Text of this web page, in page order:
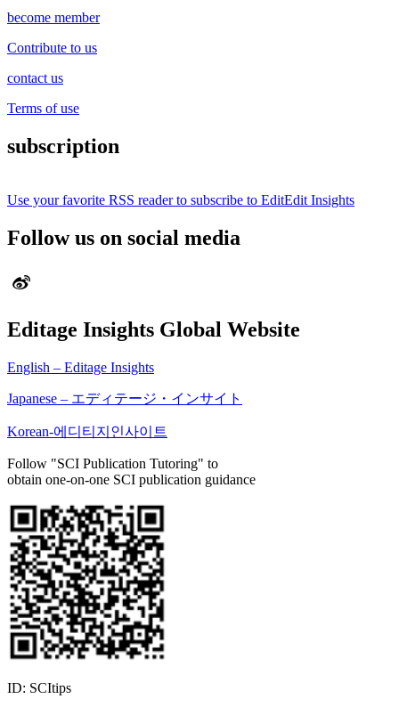
become member
Contribute to us
contact us
Terms of use
subscription
Use your favorite RSS reader to subscribe to EditEdit Insights
Follow us on social media
Editage Insights Global Website
English – Editage Insights
Japanese – エディテージ・インサイト
Korean-에디티지인사이트
Follow "SCI Publication Tutoring" to
obtain one-on-one SCI publication guidance
ID: SCItips